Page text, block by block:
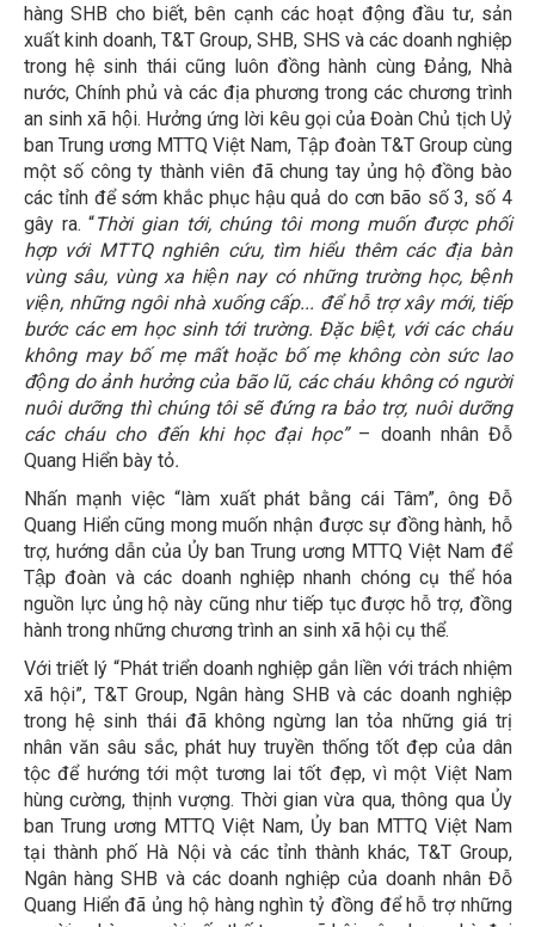
hàng SHB cho biết, bên cạnh các hoạt động đầu tư, sản
xuất kinh doanh, T&T Group, SHB, SHS và các doanh nghiệp
trong hệ sinh thái cũng luôn đồng hành cùng Đảng, Nhà
nước, Chính phủ và các địa phương trong các chương trình
an sinh xã hội. Hưởng ứng lời kêu gọi của Đoàn Chủ tịch Uỷ
ban Trung ương MTTQ Việt Nam, Tập đoàn T&T Group cùng
một số công ty thành viên đã chung tay ủng hộ đồng bào
các tỉnh để sớm khắc phục hậu quả do cơn bão số 3, số 4
gây ra. “Thời gian tới, chúng tôi mong muốn được phối
hợp với MTTQ nghiên cứu, tìm hiểu thêm các địa bàn
vùng sâu, vùng xa hiện nay có những trường học, bệnh
viện, những ngôi nhà xuống cấp... để hỗ trợ xây mới, tiếp
bước các em học sinh tới trường. Đặc biệt, với các cháu
không may bố mẹ mất hoặc bố mẹ không còn sức lao
động do ảnh hưởng của bão lũ, các cháu không có người
nuôi dưỡng thì chúng tôi sẽ đứng ra bảo trợ, nuôi dưỡng
các cháu cho đến khi học đại học” – doanh nhân Đỗ
Quang Hiển bày tỏ.
Nhấn mạnh việc “làm xuất phát bằng cái Tâm”, ông Đỗ
Quang Hiển cũng mong muốn nhận được sự đồng hành, hỗ
trợ, hướng dẫn của Ủy ban Trung ương MTTQ Việt Nam để
Tập đoàn và các doanh nghiệp nhanh chóng cụ thể hóa
nguồn lực ủng hộ này cũng như tiếp tục được hỗ trợ, đồng
hành trong những chương trình an sinh xã hội cụ thể.
Với triết lý “Phát triển doanh nghiệp gắn liền với trách nhiệm
xã hội”, T&T Group, Ngân hàng SHB và các doanh nghiệp
trong hệ sinh thái đã không ngừng lan tỏa những giá trị
nhân văn sâu sắc, phát huy truyền thống tốt đẹp của dân
tộc để hướng tới một tương lai tốt đẹp, vì một Việt Nam
hùng cường, thịnh vượng. Thời gian vừa qua, thông qua Ủy
ban Trung ương MTTQ Việt Nam, Ủy ban MTTQ Việt Nam
tại thành phố Hà Nội và các tỉnh thành khác, T&T Group,
Ngân hàng SHB và các doanh nghiệp của doanh nhân Đỗ
Quang Hiển đã ủng hộ hàng nghìn tỷ đồng để hỗ trợ những